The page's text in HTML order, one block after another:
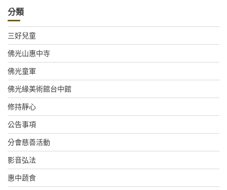
分類
三好兒童
佛光山惠中寺
佛光童軍
佛光緣美術館台中館
修持靜心
公告事項
分會慈善活動
影音弘法
惠中蔬食